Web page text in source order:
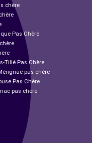
chère
Pas Chère
Tillé Pas Chère
pas chère
Pas Chère
pas chère